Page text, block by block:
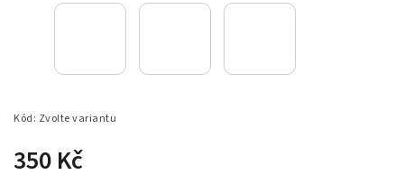
Kód: Zvolte variantu
350 Kč